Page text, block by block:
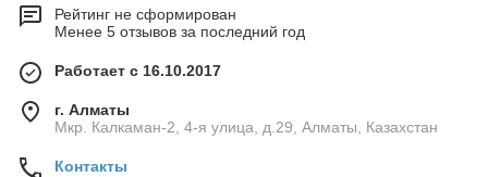
Рейтинг не сформирован
Менее 5 отзывов за последний год
Работает с 16.10.2017
г. Алматы
Мкр. Калкаман-2, 4-я улица, д.29, Алматы, Казахстан
Контакты